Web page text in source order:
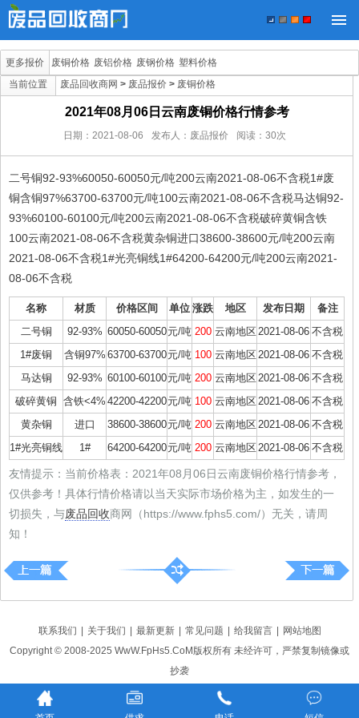
更多报价 废铜价格 废铝价格 废钢价格 塑料价格
当前位置
废品回收商网 > 废品报价 > 废铜价格
2021年08月06日云南废铜价格行情参考
日期： 2021-08-06 发布人：废品报价 阅读： 30次
二号铜92-93%60050-60050元/吨200云南2021-08-06不含税1#废
铜含铜97%63700-63700元/吨100云南2021-08-06不含税马达铜92-
93%60100-60100元/吨200云南2021-08-06不含税破碎黄铜含铁
100云南2021-08-06不含税黄杂铜进口38600-38600元/吨200云南
2021-08-06不含税1#光亮铜线1#64200-64200元/吨200云南2021-
08-06不含税
名称 材质 价格区间 单位 涨跌 地区 发布日期
备注
二号铜
92-93% 60050-60050元/吨 200 云南地区2021-08-06 不含税
1#废铜
含铜97% 63700-63700元/吨 100 云南地区2021-08-06 不含税
马达铜
92-93% 60100-60100元/吨 200 云南地区2021-08-06 不含税
破碎黄铜 含铁<4% 42200-42200元/吨 100 云南地区2021-08-06 不含税
黄杂铜
进口 38600-38600元/吨 200 云南地区2021-08-06 不含税
1#光亮铜线
1# 64200-64200元/吨 200 云南地区2021-08-06 不含税
友情提示：当前价格表：2021年08月06日云南废铜价格行情参考，
仅供参考！具体行情价格请以当天实际市场价格为主，如发生的一
切损失，与废品回收商网（https://www.fphs5.com/）无关，请周
知！
联系我们 关于我们 最新更新 常见问题 给我留言
网站地图
Copyright © 2008-2025 WwW.FpHs5.CoM版权所有 未经许可，严禁复制镜像或
抄袭
辽ICP备18016661号-5